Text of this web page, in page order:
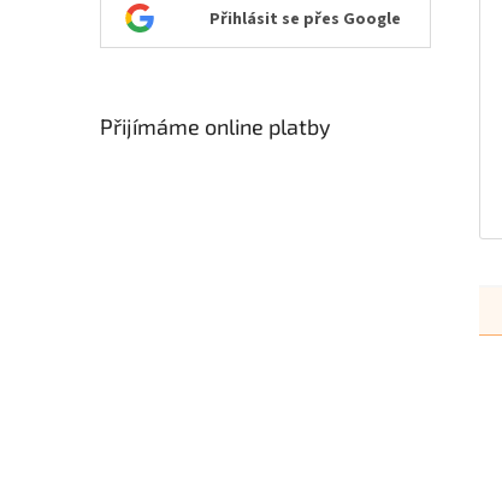
Přihlásit se přes Google
Přijímáme online platby